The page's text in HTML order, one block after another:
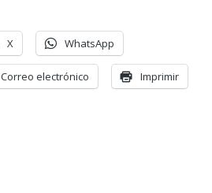
X WhatsApp
Correo electrónico Imprimir